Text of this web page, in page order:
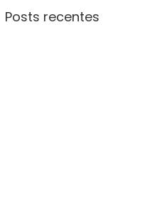
Posts recentes